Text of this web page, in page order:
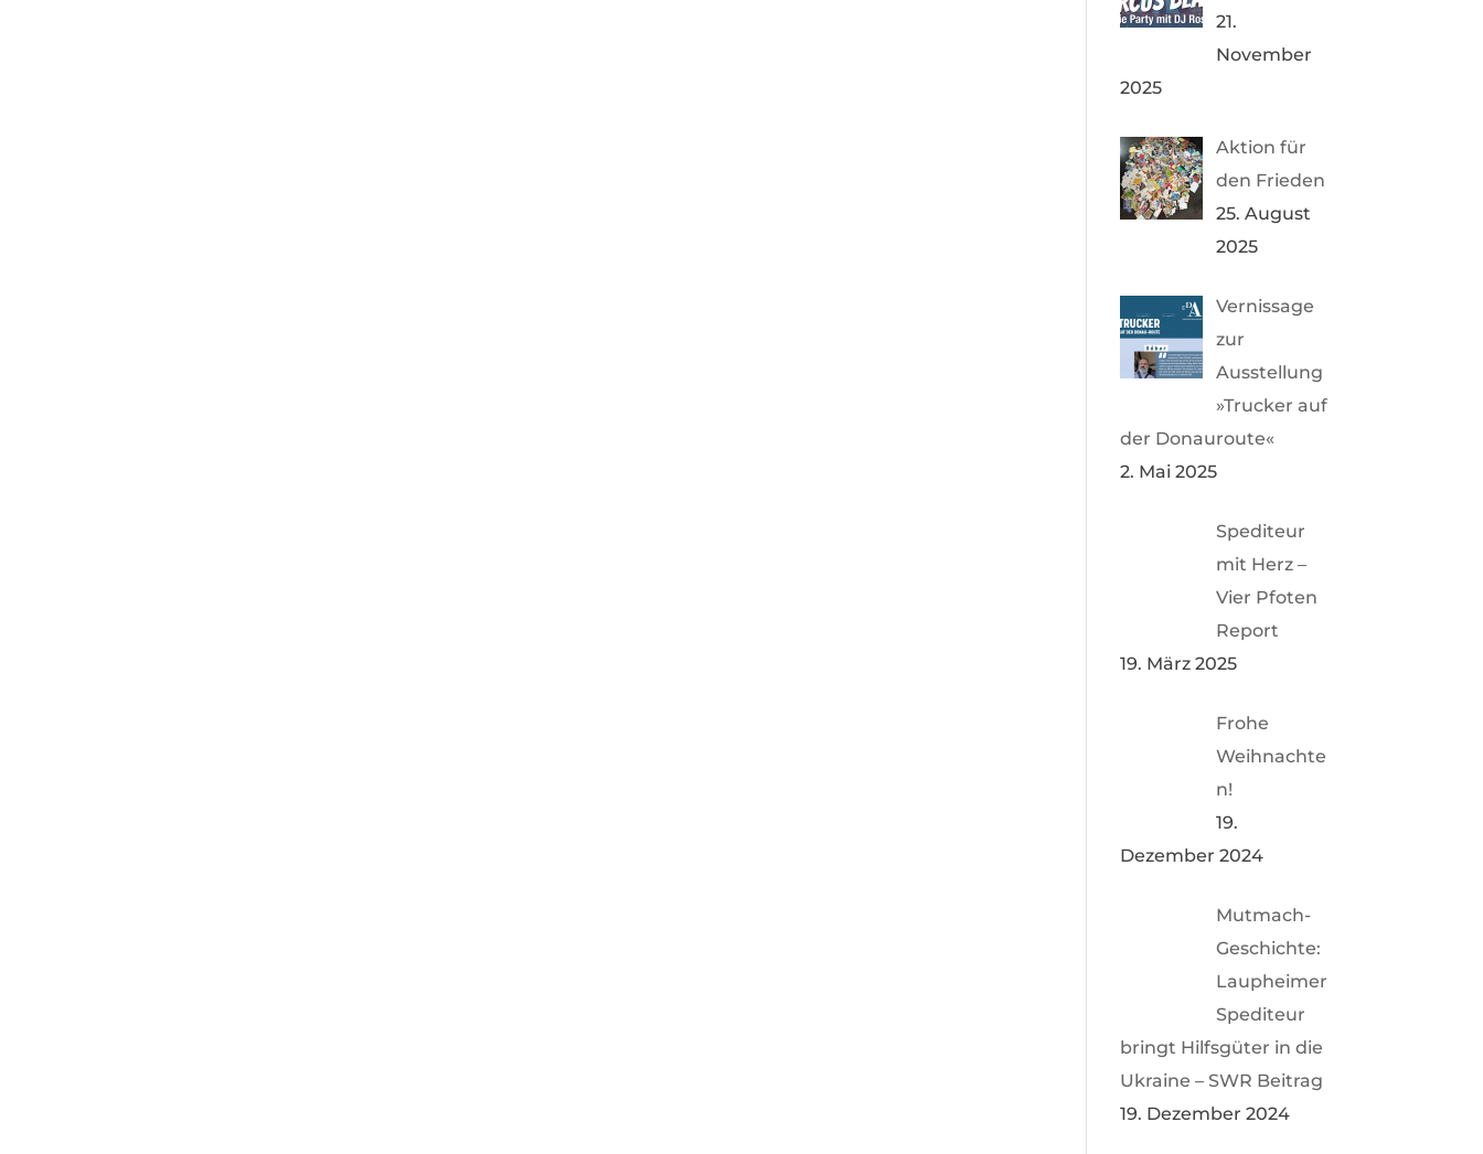
21.
November
2025
Aktion für
den Frieden
25. August
2025
Vernissage
zur
Ausstellung
»Trucker auf
der Donauroute«
2. Mai 2025
Spediteur
mit Herz –
Vier Pfoten
Report
19. März 2025
Frohe
Weihnachte
n!
19.
Dezember 2024
Mutmach-
Geschichte:
Laupheimer
Spediteur
bringt Hilfsgüter in die
Ukraine – SWR Beitrag
19. Dezember 2024